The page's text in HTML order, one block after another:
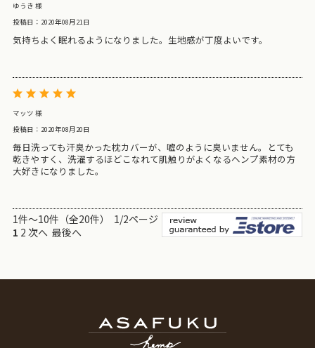
ゆうき 様
投稿日：2020年08月21日
気持ちよく眠れるようになりました。生地感が丁度よいです。
マッツ 様
投稿日：2020年08月20日
毎日洗っても汗臭かった枕カバーが、嘘のように臭いません。とても
乾きやすく、洗濯するほどこなれて肌触りがよくなるヘンプ素材の方
大好きになりました。
1件～10件（全20件） 1/2ページ
1 2 次へ 最後へ